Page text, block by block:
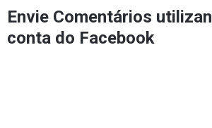
Envie Comentários
conta do Facebook